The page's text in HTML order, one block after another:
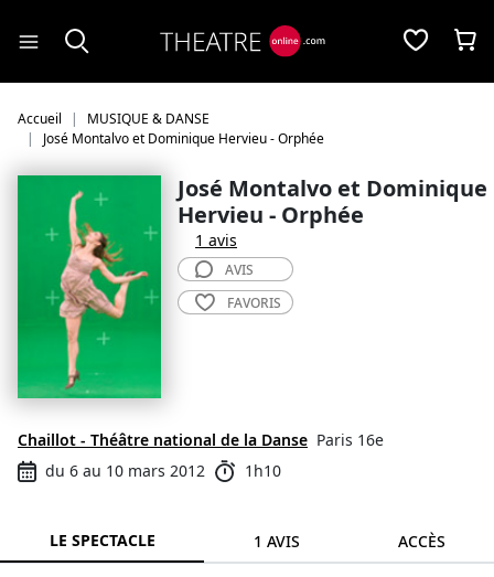
Accueil
MUSIQUE & DANSE
José Montalvo et Dominique Hervieu - Orphée
José Montalvo et Dominique
Hervieu - Orphée
1 avis
Chaillot - Théâtre national de la Danse Paris 16e
du 6 au 10 mars 2012
1h10
AVIS
FAVORIS
LE SPECTACLE 1 AVIS ACCÈS